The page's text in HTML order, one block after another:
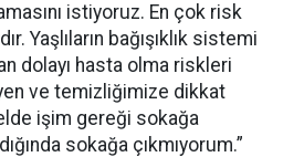
istiyoruz. En çok risk
Yaşlıların bağışıklık sistemi
dolayı hasta olma riskleri
ve temizliğimize dikkat
işim gereği sokağa
sokağa çıkmıyorum.”